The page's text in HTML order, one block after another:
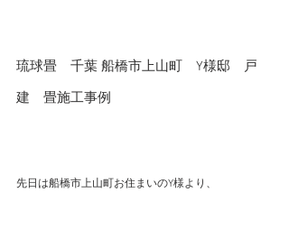
琉球畳　千葉 船橋市上山町　Y様邸　戸
建　畳施工事例
先日は船橋市上山町お住まいのY様より、